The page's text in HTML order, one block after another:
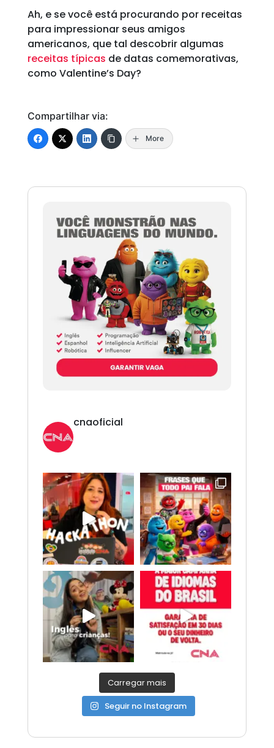
Ah, e se você está procurando por receitas
para impressionar seus amigos
americanos, que tal descobrir algumas
receitas típicas de datas comemorativas,
como Valentine’s Day?
Compartilhar via:
More
cnaoficial
Novo CNA. Vem com tudo!
Espanhol, Programação, Robótica, IA e
Carregar mais
Seguir no Instagram